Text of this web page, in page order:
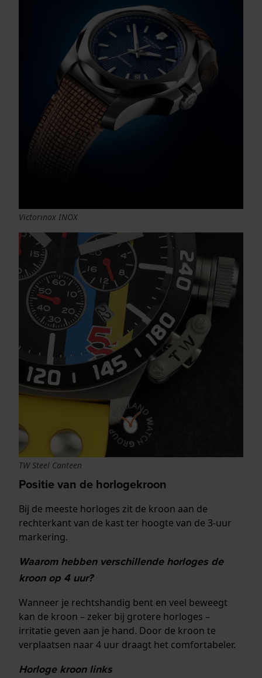
Victorinox INOX
TW Steel Canteen
Positie van de horlogekroon
Bij de meeste horloges zit de kroon aan de
rechterkant van de kast ter hoogte van de 3-uur
markering.
Waarom hebben verschillende horloges de
kroon op 4 uur?
Wanneer je rechtshandig bent en veel beweegt
kan de kroon – zeker bij grotere horloges –
irritatie geven aan je hand. Door de kroon te
verplaatsen naar 4 uur draagt het comfortabeler.
Horloge kroon links